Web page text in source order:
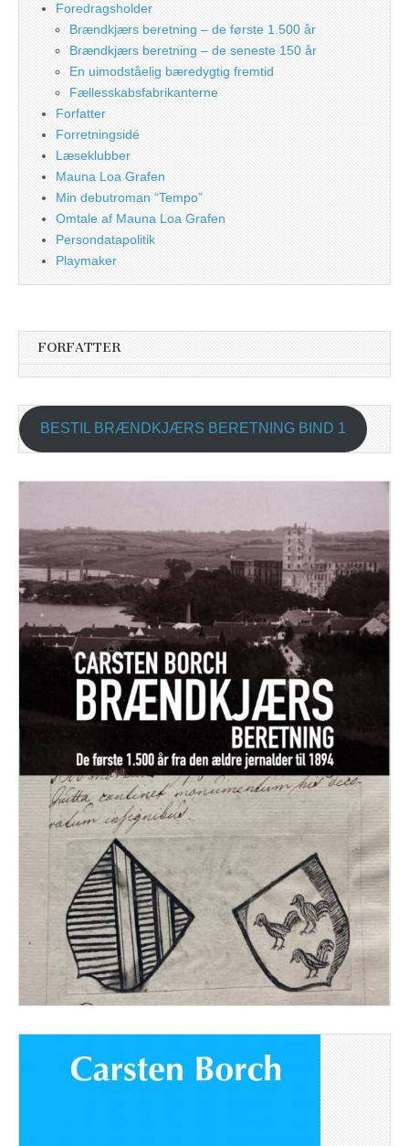
Foredragsholder
Brændkjærs beretning – de første 1.500 år
Brændkjærs beretning – de seneste 150 år
En uimodståelig bæredygtig fremtid
Fællesskabsfabrikanterne
Forfatter
Forretningsidé
Læseklubber
Mauna Loa Grafen
Min debutroman “Tempo”
Omtale af Mauna Loa Grafen
Persondatapolitik
Playmaker
FORFATTER
BESTIL BRÆNDKJÆRS BERETNING BIND 1